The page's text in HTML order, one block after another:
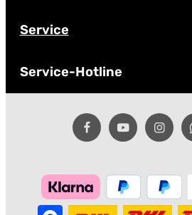
Service
Service-Hotline